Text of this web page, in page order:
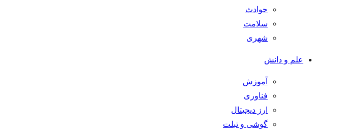
حوادث
سلامت
شهری
علم و دانش
آموزش
فناوری
ارز دیجیتال
گوشی و تبلت